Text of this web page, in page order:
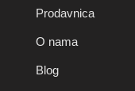
Prodavnica
O nama
Blog